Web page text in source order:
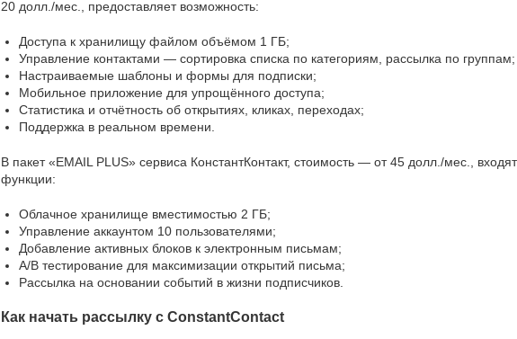
20 долл./мес., предоставляет возможность:
Доступа к хранилищу файлом объёмом 1 ГБ;
Управление контактами — сортировка списка по категориям, рассылка по группам;
Настраиваемые шаблоны и формы для подписки;
Мобильное приложение для упрощённого доступа;
Статистика и отчётность об открытиях, кликах, переходах;
Поддержка в реальном времени.
В пакет «EMAIL PLUS» сервиса КонстантКонтакт, стоимость — от 45 долл./мес.,
функции:
Облачное хранилище вместимостью 2 ГБ;
Управление аккаунтом 10 пользователями;
Добавление активных блоков к электронным письмам;
А/В тестирование для максимизации открытий письма;
Рассылка на основании событий в жизни подписчиков.
Как начать рассылку с ConstantContact